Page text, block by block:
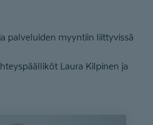
palveluiden myyntiin liittyvissä
Laura Kilpinen ja